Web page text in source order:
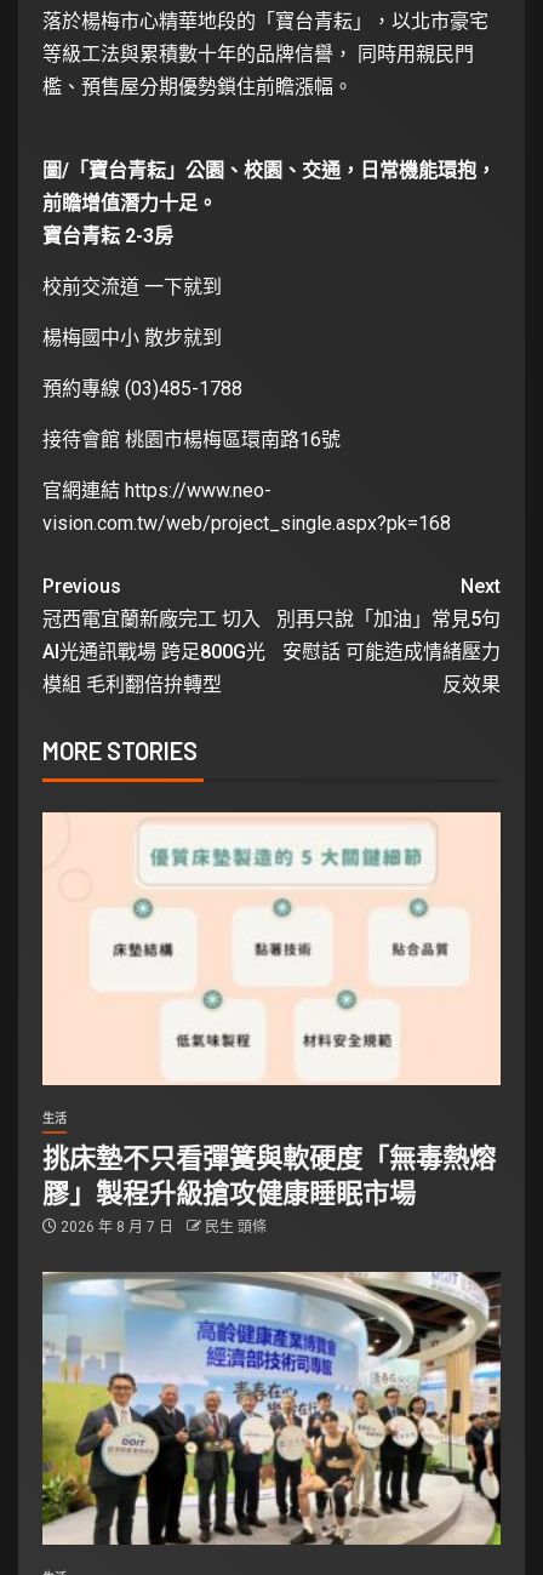
落於楊梅市心精華地段的「寶台青耘」，以北市豪宅
等級工法與累積數十年的品牌信譽， 同時用親民門
檻、預售屋分期優勢鎖住前瞻漲幅。
圖/「寶台青耘」公園、校園、交通，日常機能環抱，
前瞻增值潛力十足。
寶台青耘 2-3房
校前交流道 一下就到
楊梅國中小 散步就到
預約專線 (03)485-1788
接待會館 桃園市楊梅區環南路16號
官網連結 https://www.neo-
vision.com.tw/web/project_single.aspx?pk=168
Previous
冠西電宜蘭新廠完工 切入
AI光通訊戰場 跨足800G光
模組 毛利翻倍拚轉型
Next
別再只說「加油」常見5句
安慰話 可能造成情緒壓力
反效果
MORE STORIES
生活
挑床墊不只看彈簧與軟硬度「無毒熱熔
膠」製程升級搶攻健康睡眠市場
2026 年 8 月 7 日 民生 頭條